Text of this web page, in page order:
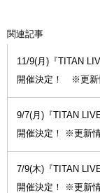
関連記事
11/9(月)『TITAN
開催決定！ ※更新
9/7(月)『TITAN
開催決定！ ※更新
7/9(木)『TITAN
開催決定！ ※更新